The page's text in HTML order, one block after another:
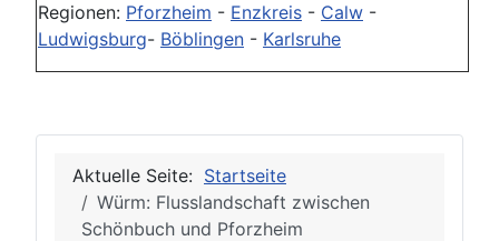
Regionen: Pforzheim - Enzkreis - Calw -
Ludwigsburg- Böblingen - Karlsruhe
Aktuelle Seite: Startseite
Würm: Flusslandschaft zwischen
Schönbuch und Pforzheim